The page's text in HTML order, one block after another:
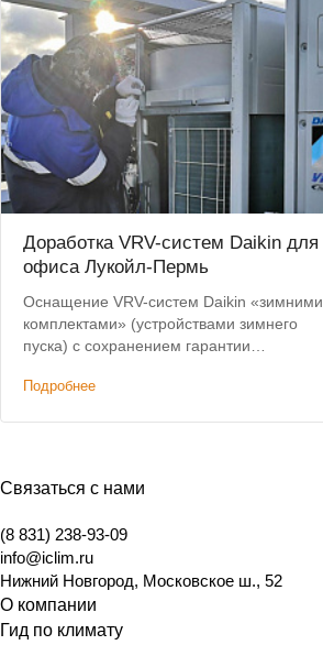
Доработка VRV-систем Daikin для
офиса Лукойл-Пермь
Оснащение VRV-систем Daikin «зимними
комплектами» (устройствами зимнего
пуска) с сохранением гарантии
25% дешевле конкурирующего решения.
Подробнее
Связаться с нами
(8 831) 238-93-09
info@iclim.ru
Нижний Новгород, Московское ш., 52
О компании
Гид по климату